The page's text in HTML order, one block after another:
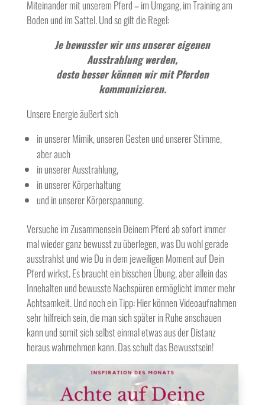
Miteinander mit unserem Pferd – im Umgang, im Training am
Boden und im Sattel. Und so gilt die Regel:
Je bewusster wir uns unserer eigenen
Ausstrahlung werden,
desto besser können wir mit Pferden
kommunizieren.
Unsere Energie äußert sich
in unserer Mimik, unseren Gesten und unserer Stimme,
aber auch
in unserer Ausstrahlung,
in unserer Körperhaltung
und in unserer Körperspannung.
Versuche im Zusammensein Deinem Pferd ab sofort immer
mal wieder ganz bewusst zu überlegen, was Du wohl gerade
ausstrahlst und wie Du in dem jeweiligen Moment auf Dein
Pferd wirkst. Es braucht ein bisschen Übung, aber allein das
Innehalten und bewusste Nachspüren ermöglicht immer mehr
Achtsamkeit. Und noch ein Tipp: Hier können Videoaufnahmen
sehr hilfreich sein, die man sich später in Ruhe anschauen
kann und somit sich selbst einmal etwas aus der Distanz
heraus wahrnehmen kann. Das schult das Bewusstsein!